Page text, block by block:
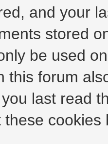
and your
stored
be used
this forum
last read
cookies